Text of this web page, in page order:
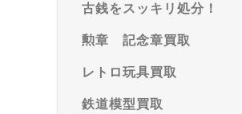
古銭をスッキリ処分！
勲章 記念章買取
レトロ玩具買取
鉄道模型買取